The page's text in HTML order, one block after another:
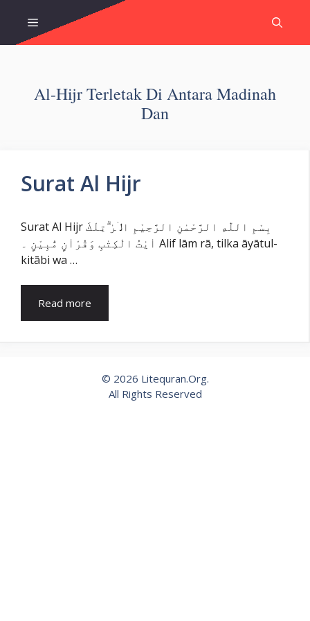
content
Menu
Al-Hijr Terletak Di Antara Madinah
Dan
Surat Al Hijr
Surat Al Hijr بِسْمِ اللّٰهِ الرَّحْمٰنِ الرَّحِيْمِ الۤرٰ ۗتِلْكَ
اٰيٰتُ الْكِتٰبِ وَقُرْاٰنٍ مُّبِيْنٍ ۔ Alif lām rā, tilka āyātul-
kitābi wa …
Read more
© 2026 Litequran.Org.
All Rights Reserved